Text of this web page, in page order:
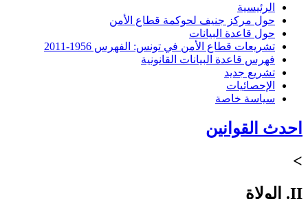
الرئيسية
حول مركز جنيف لحوكمة قطاع الأمن
حول قاعدة البيانات
تشريعات قطاع الأمن في تونس: الفهرس 1956-2011
فهرس قاعدة البيانات القانونية
تشريع جديد
الإحصائيات
سياسة خاصة
احدث القوانين
>
II. الولاة